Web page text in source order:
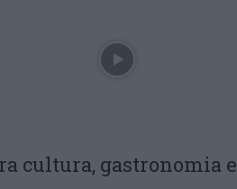
cultura, gastronomia